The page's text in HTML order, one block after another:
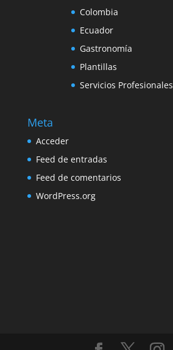
Colombia
Ecuador
Gastronomía
Plantillas
Servicios Profesionales
Meta
Acceder
Feed de entradas
Feed de comentarios
WordPress.org